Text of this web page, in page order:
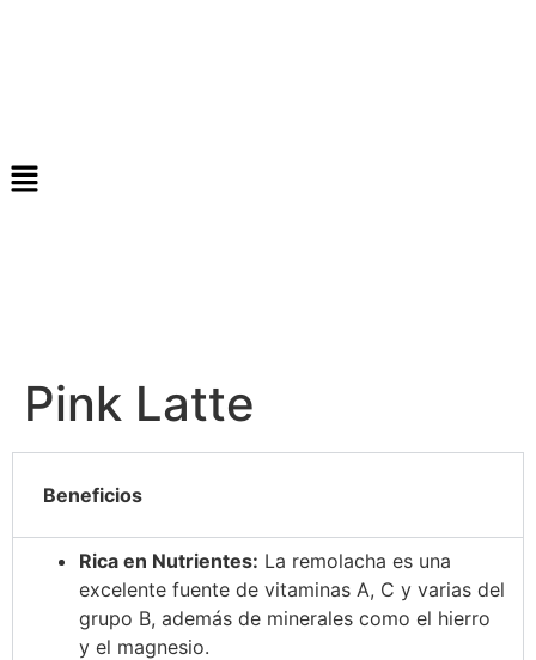
Pink Latte
Beneficios
Rica en Nutrientes: La remolacha es una
excelente fuente de vitaminas A, C y varias del
grupo B, además de minerales como el hierro
y el magnesio.